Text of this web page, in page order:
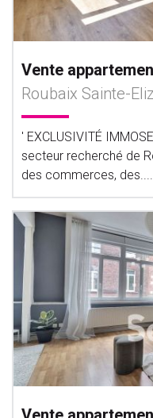
Vente
Roubaix Sainte-
' EXCLUSIVITÉ
secteur recherché de
des commerces,